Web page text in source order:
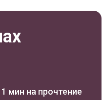
1 мин на прочтение